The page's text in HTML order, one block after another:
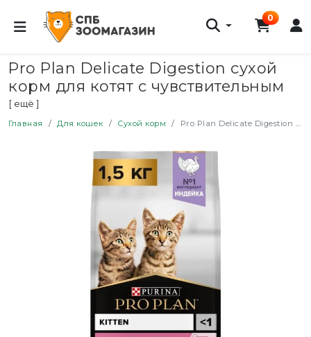
0
Pro Plan Delicate Digestion сухой
корм для котят с чувствительным
пищеварением, с индейкой - 1,5 кг
[ ещё ]
Главная Для кошек Сухой корм Pro Plan Delicate Digestion сухой корм для котят с чувствительным пищеварением, с индейкой - 1,5 кг